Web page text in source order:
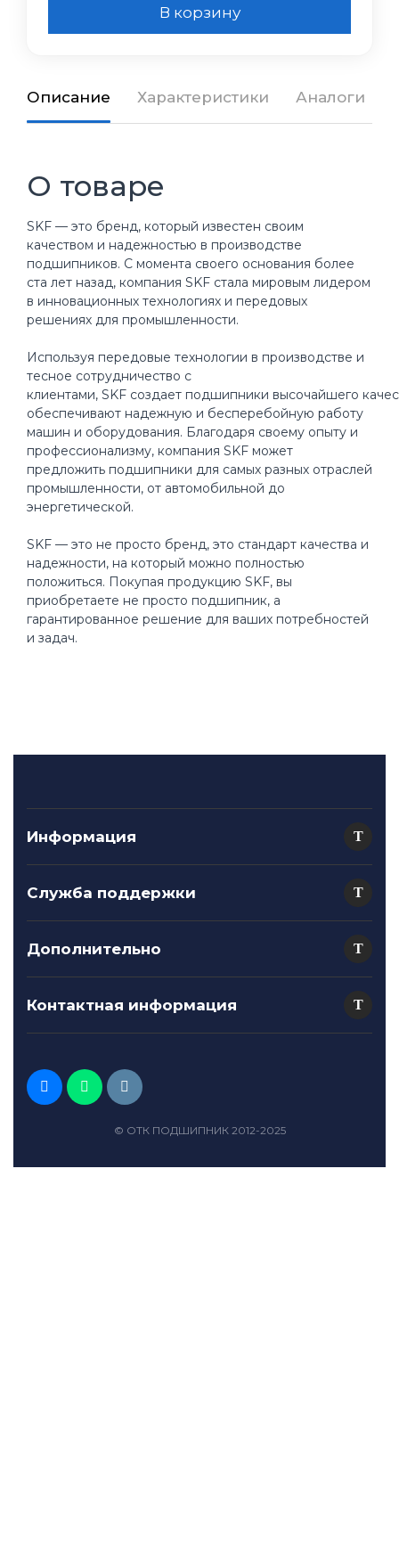
В корзину
Описание Характеристики Аналоги
О товаре
SKF — это бренд, который известен своим
качеством и надежностью в производстве
подшипников. С момента своего основания более
ста лет назад, компания SKF стала мировым лидером
в инновационных технологиях и передовых
решениях для промышленности.
Используя передовые технологии в производстве и
тесное сотрудничество с
клиентами, SKF создает подшипники высочайшего
обеспечивают надежную и бесперебойную работу
машин и оборудования. Благодаря своему опыту и
профессионализму, компания SKF может
предложить подшипники для самых разных отраслей
промышленности, от автомобильной до
энергетической.
SKF — это не просто бренд, это стандарт качества и
надежности, на который можно полностью
положиться. Покупая продукцию SKF, вы
приобретаете не просто подшипник, а
гарантированное решение для ваших потребностей
и задач.
Информация
Служба поддержки
Дополнительно
Контактная информация
© ОТК ПОДШИПНИК 2012-2025